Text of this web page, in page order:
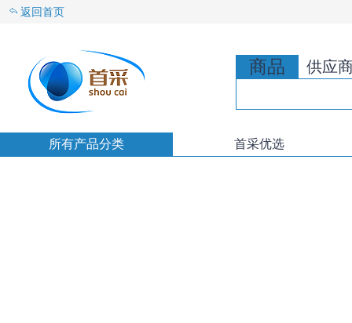
返回首页
商品 供应
所有产品分类 首采优选